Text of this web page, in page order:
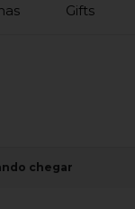
Gifts
chegar